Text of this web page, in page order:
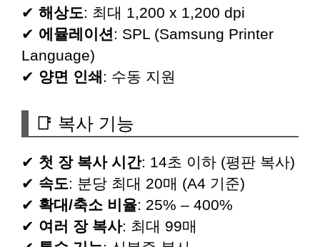
✔ 해상도: 최대 1,200 x 1,200 dpi
✔ 에뮬레이션 : SPL (Samsung Printer
Language)
✔ 양면 인쇄 : 수동 지원
📑 복사 기능
✔ 첫 장 복사 시간: 14초 이하 (평판 복사)
✔ 속도: 분당 최대 20매 (A4 기준)
✔ 확대/축소 비율: 25% – 400%
✔ 여러 장 복사: 최대 99매